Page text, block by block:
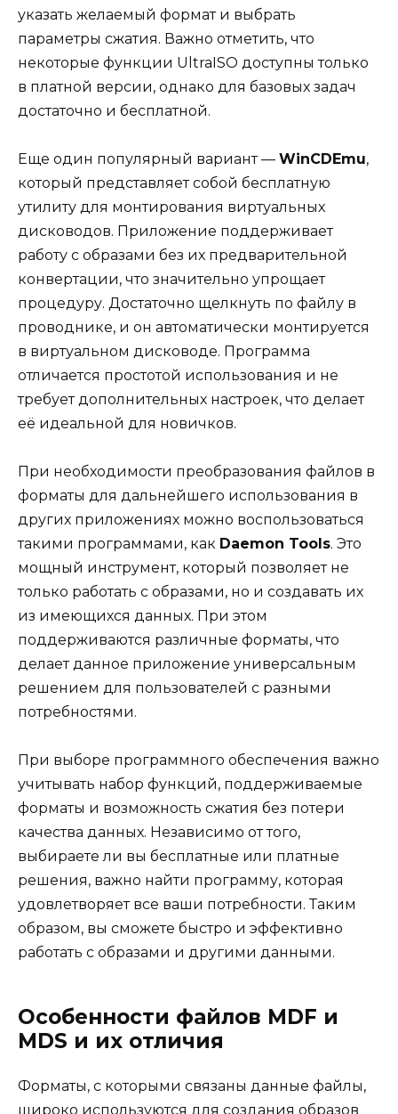
указать желаемый формат и выбрать
параметры сжатия. Важно отметить, что
некоторые функции UltraISO доступны только
в платной версии, однако для базовых задач
достаточно и бесплатной.
Еще один популярный вариант — WinCDEmu,
который представляет собой бесплатную
утилиту для монтирования виртуальных
дисководов. Приложение поддерживает
работу с образами без их предварительной
конвертации, что значительно упрощает
процедуру. Достаточно щелкнуть по файлу в
проводнике, и он автоматически монтируется
в виртуальном дисководе. Программа
отличается простотой использования и не
требует дополнительных настроек, что делает
её идеальной для новичков.
При необходимости преобразования файлов в
форматы для дальнейшего использования в
других приложениях можно воспользоваться
такими программами, как Daemon Tools. Это
мощный инструмент, который позволяет не
только работать с образами, но и создавать их
из имеющихся данных. При этом
поддерживаются различные форматы, что
делает данное приложение универсальным
решением для пользователей с разными
потребностями.
При выборе программного обеспечения важно
учитывать набор функций, поддерживаемые
форматы и возможность сжатия без потери
качества данных. Независимо от того,
выбираете ли вы бесплатные или платные
решения, важно найти программу, которая
удовлетворяет все ваши потребности. Таким
образом, вы сможете быстро и эффективно
работать с образами и другими данными.
Особенности файлов MDF и
MDS и их отличия
Форматы, с которыми связаны данные файлы,
широко используются для создания образов